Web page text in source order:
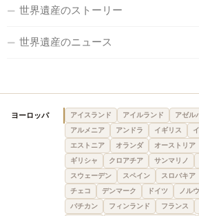
世界遺産のストーリー
世界遺産のニュース
ヨーロッパ アイスランド アイルランド アゼル
アルメニア
アンドラ イギリス
エストニア
オランダ オーストリア
ギリシャ
クロアチア サンマリノ
スウェーデン
スペイン スロバキア
チェコ
デンマーク ドイツ ノル
バチカン
フィンランド フランス